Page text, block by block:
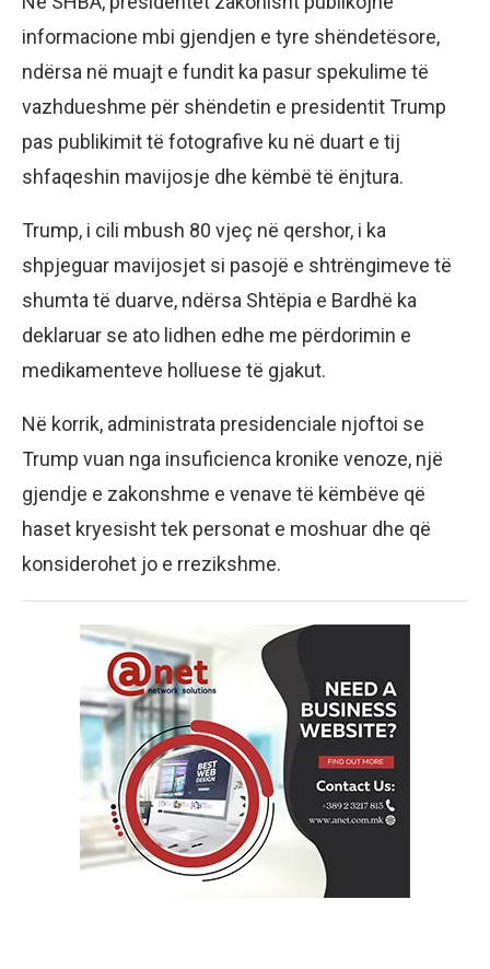
informacione mbi gjendjen e tyre shëndetësore,
ndërsa në muajt e fundit ka pasur spekulime të
vazhdueshme për shëndetin e presidentit Trump
pas publikimit të fotografive ku në duart e tij
shfaqeshin mavijosje dhe këmbë të ënjtura.
Trump, i cili mbush 80 vjeç në qershor, i ka
shpjeguar mavijosjet si pasojë e shtrëngimeve të
shumta të duarve, ndërsa Shtëpia e Bardhë ka
deklaruar se ato lidhen edhe me përdorimin e
medikamenteve holluese të gjakut.
Në korrik, administrata presidenciale njoftoi se
Trump vuan nga insuficienca kronike venoze, një
gjendje e zakonshme e venave të këmbëve që
haset kryesisht tek personat e moshuar dhe që
konsiderohet jo e rrezikshme.